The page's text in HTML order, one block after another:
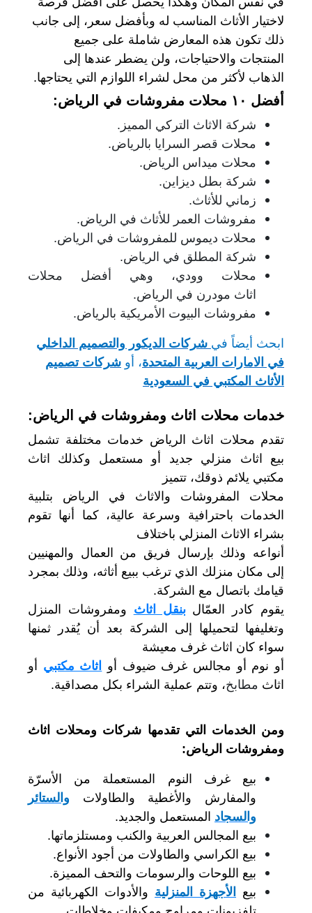
لاختيار الأثاث المناسب له وبأفضل سعر، إلى جانب
ذلك تكون هذه المعارض شاملة على جميع
المنتجات والاحتياجات، ولن يضطر عندها إلى
الذهاب لأكثر من محل لشراء اللوازم التي يحتاجها.
أفضل ١٠ محلات مفروشات في الرياض:
شركة الاثاث التركي المميز.
محلات قصر السرايا بالرياض.
محلات ميداس الرياض.
شركة بطل ديزاين.
زماني للأثاث.
مفروشات العمر للأثاث في الرياض.
محلات ديموس للمفروشات في الرياض.
شركة المطلق في الرياض.
محلات وودي، وهي أفضل محلات
اثاث مودرن في الرياض.
مفروشات البيوت الأمريكية بالرياض.
ابحث أيضاً في شركات الديكور والتصميم الداخلي
في الامارات العربية المتحدة، أو شركات تصميم
الأثاث المكتبي في السعودية
خدمات محلات اثاث ومفروشات في الرياض:
تقدم محلات اثاث الرياض خدمات مختلفة تشمل
بيع اثاث منزلي جديد أو مستعمل وكذلك اثاث
مكتبي يلائم ذوقك، تتميز
محلات المفروشات والاثاث في الرياض بتلبية
الخدمات باحترافية وسرعة عالية، كما أنها تقوم
بشراء الاثاث المنزلي باختلاف
أنواعه وذلك بإرسال فريق من العمال والمهنيين
إلى مكان منزلك الذي ترغب ببيع أثاثه، وذلك بمجرد
قيامك باتصال مع الشركة.
يقوم كادر العمّالبنقل اثاث ومفروشات المنزل
وتغليفها لتحميلها إلى الشركة بعد أن يُقدر ثمنها
سواء كان اثاث غرف معيشة
أو نوم أو مجالس غرف ضيوف أو
اثاث مكتبي أو
اثاث مطابخ، وتتم عملية الشراء بكل مصداقية.
ومن الخدمات التي تقدمها شركات ومحلات اثاث
ومفروشات الرياض:
بيع غرف النوم المستعملة من الأسرّة
والمفارش والأغطية والطاولات والستائر
والسجاد المستعمل والجديد.
بيع المجالس العربية والكنب ومستلزماتها.
بيع الكراسي والطاولات من أجود الأنواع.
بيع اللوحات والرسومات والتحف المميزة.
بيع
الأجهزة المنزلية والأدوات الكهربائية من